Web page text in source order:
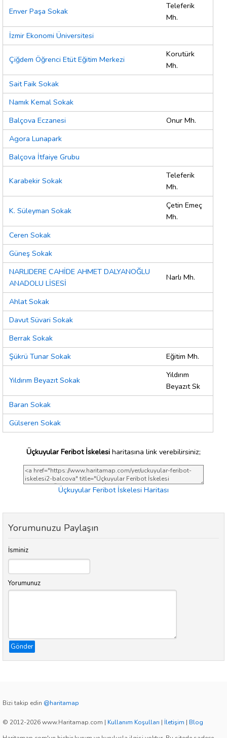
Enver Paşa Sokak
Teleferik
Mh.
İzmir Ekonomi Üniversitesi
Çiğdem Öğrenci Etüt Eğitim Merkezi
Korutürk
Mh.
Sait Faik Sokak
Namık Kemal Sokak
Balçova Eczanesi
Onur Mh.
Agora Lunapark
Balçova İtfaiye Grubu
Karabekir Sokak
Teleferik
Mh.
K. Süleyman Sokak
Çetin Emeç
Mh.
Ceren Sokak
Güneş Sokak
NARLIDERE CAHİDE AHMET DALYANOĞLU
ANADOLU LİSESİ
Narlı Mh.
Ahlat Sokak
Davut Süvari Sokak
Berrak Sokak
Şükrü Tunar Sokak
Eğitim Mh.
Yıldırım Beyazıt Sokak
Yıldırım
Beyazıt Sk
Baran Sokak
Gülseren Sokak
Üçkuyular Feribot İskelesi haritasına link verebilirsiniz;
Üçkuyular Feribot İskelesi Haritası
Yorumunuzu Paylaşın
İsminiz
Yorumunuz
Gönder
Bizi takip edin @haritamap
© 2012-2026 www.Haritamap.com | Kullanım Koşulları | İletişim | Blog